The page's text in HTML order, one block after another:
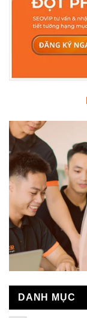
DANH MỤC